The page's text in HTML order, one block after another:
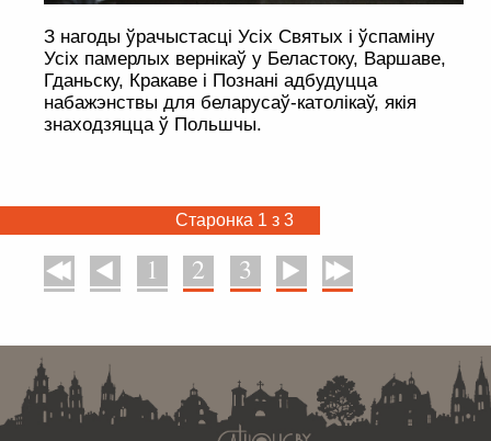
З нагоды ўрачыстасці Усіх Святых і ўспаміну
Усіх памерлых вернікаў у Беластоку, Варшаве,
Гданьску, Кракаве і Познані адбудуцца
набажэнствы для беларусаў-католікаў, якія
знаходзяцца ў Польшчы.
Старонка 1 з 3
1 2 3